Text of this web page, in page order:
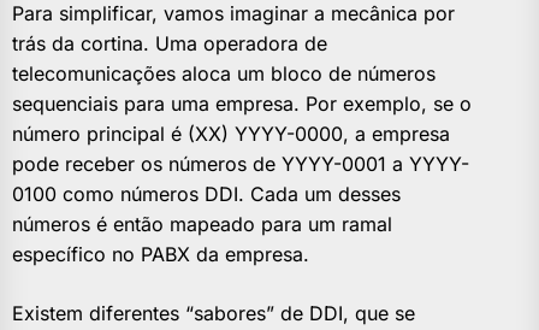
Para simplificar, vamos imaginar a mecânica por
trás da cortina. Uma operadora de
telecomunicações aloca um bloco de números
sequenciais para uma empresa. Por exemplo, se o
número principal é (XX) YYYY-0000, a empresa
pode receber os números de YYYY-0001 a YYYY-
0100 como números DDI. Cada um desses
números é então mapeado para um ramal
específico no PABX da empresa.
Existem diferentes “sabores” de DDI, que se